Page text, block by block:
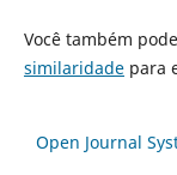
Você também pode
similaridadepara
Open Journal